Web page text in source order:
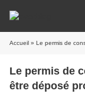
Accueil » Le permis de
Le permis de
être déposé